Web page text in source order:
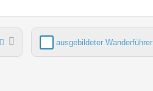
ausgebildeter Wanderführer